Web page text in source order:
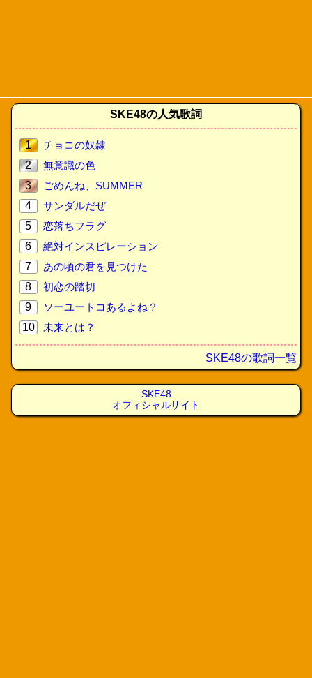
SKE48の人気歌詞
1
チョコの奴隷
2
無意識の色
3
ごめんね、SUMMER
4
サンダルだぜ
5
恋落ちフラグ
6
絶対インスピレーション
7
あの頃の君を見つけた
8
初恋の踏切
9
ソーユートコあるよね？
10
未来とは？
SKE48の歌詞一覧
SKE48
オフィシャルサイト